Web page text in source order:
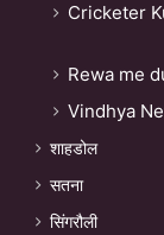
Cricketer
Rewa me
Vindhya
शाहडोल
सतना
सिंगरौली